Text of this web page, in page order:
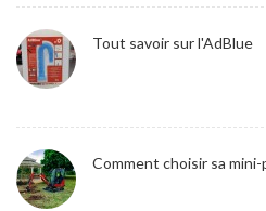
Tout savoir sur l'AdBlue
Comment choisir sa